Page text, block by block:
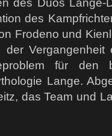
des Duos Lange-
des
Frodeno und
der
für den
Lange.
das Team und